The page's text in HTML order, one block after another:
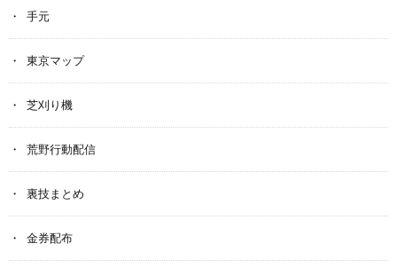
手元
東京マップ
芝刈り機
荒野行動配信
裏技まとめ
金券配布